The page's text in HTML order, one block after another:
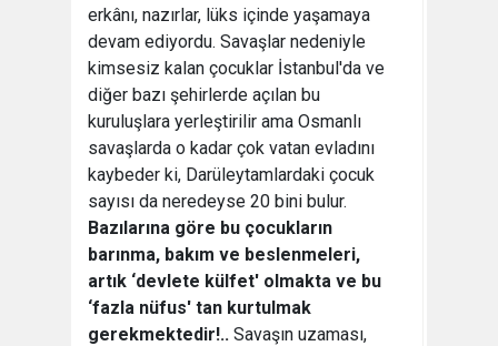
erkânı, nazırlar, lüks içinde yaşamaya
devam ediyordu. Savaşlar nedeniyle
kimsesiz kalan çocuklar İstanbul'da ve
diğer bazı şehirlerde açılan bu
kuruluşlara yerleştirilir ama Osmanlı
savaşlarda o kadar çok vatan evladını
kaybeder ki, Darüleytamlardaki çocuk
sayısı da neredeyse 20 bini bulur.
Bazılarına göre bu çocukların
barınma, bakım ve beslenmeleri,
artık ‘devlete külfet' olmakta ve bu
‘fazla nüfus' tan kurtulmak
gerekmektedir!.. Savaşın uzaması,